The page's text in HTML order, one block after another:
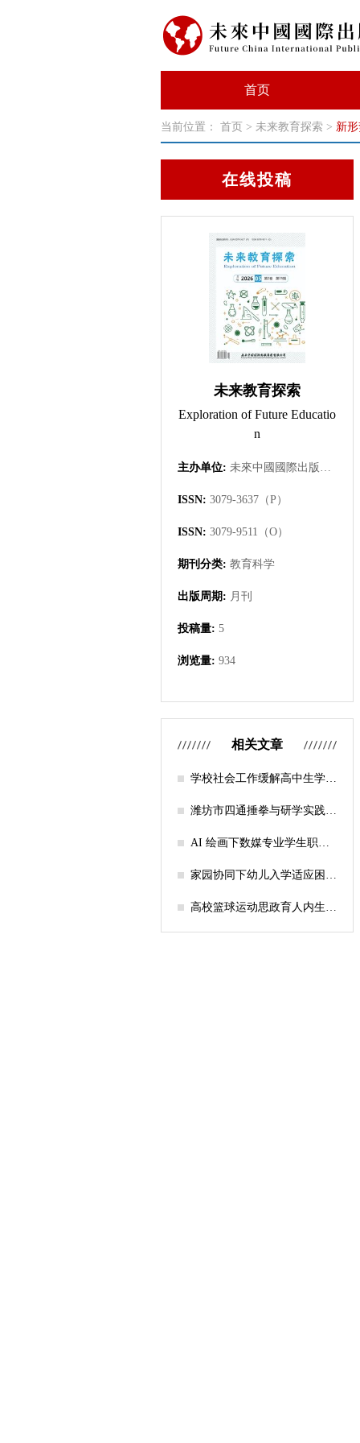
首页
当前位置： 首页 > 未来教育探索 > 新
在线投稿
未来教育探索
Exploration of Future Educatio
n
主办单位: 未來中國國際出版集團有限公司
ISSN: 3079-3637（P）
ISSN: 3079-9511（O）
期刊分类: 教育科学
出版周期: 月刊
投稿量: 5
浏览量: 934
相关文章
学校社会工作缓解高中生学习
课堂”为介入载体
潍坊市四通捶拳与研学实践教
AI 绘画下数媒专业学生职业
家园协同下幼儿入学适应困难
高校篮球运动思政育人内生逻